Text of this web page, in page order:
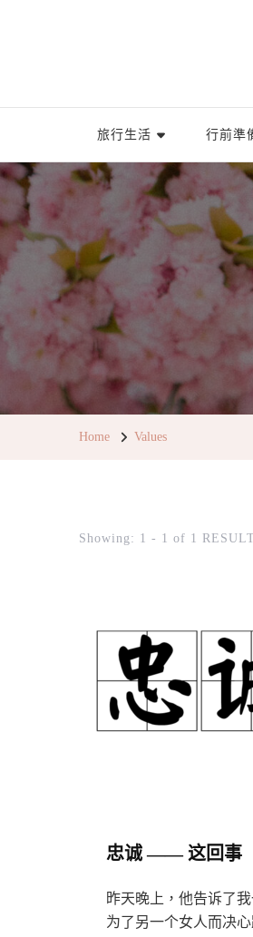
旅行生活 行前準
Home Values
Showing: 1 - 1 of 1
忠诚 —— 这回事
昨天晚上，他告诉了
为了另一个女人而决